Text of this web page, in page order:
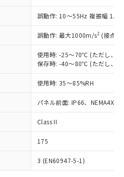
誤動作: 10～55Hz 複振幅
誤動作: 最大1000m/s2 (接点
使用時: -25～70℃ (ただし、氷
保存時: -40～80℃ (ただし、氷
使用時: 35～85%RH
パネル前面: IP66、NEMA4X,
Class II
175
3 (EN60947-5-1)
更新日時点での社内デー
成されるものであり、閲
での実際の在庫および標
なる場合があることをご
況および標準価格はお客
、またはお客様担当のオ
器販売店・当社販売員に
機器販売店や当社販売拠
ットワーク
」をご確認
び標準価格結果を当社の
第三者に漏洩または開
お願いします。
能（部品リスト作成サー
水銀(Hg) 1000ppm以下、 カド
以下、ポリ臭化ビフェニル
ポリ臭化ジフェニルエーテル類
フタル酸ビス(2-エチルヘキシ
1000ppm以下、フタル酸ブチ
以下、フタル酸ジブチル
、フタル酸ジイソブチル
監視および制御機器に対する
物質については閾値を超える意
確認しています。
状況などにより、予定
あります。
、 PBBs(ポリ臭化ビフェ
ポリ臭化ジフェニルエーテ
: 1000ppm、 DIBP(フタル酸ジ
BBP(フタル酸ブチルベンジ
限
10物質）のすべてが基
を示します。
用状況下において有害物
、環境に深刻な影響を
貨物等」という）を輸出
の提供する場合は、日本
許可(または役務取引許
などの必要な手続きを
物を破棄する場合は、完
など、違法に輸出されな
手段を講じます。
品を、核兵器、ミサイ
、生物兵器またはその他
れらの製造装置等に一切
ん。
製品を第三者に販売する
、2および3の内容を当
知します。また当社は、
販売に係わる関係者が違
おそれがある場合は、取
上の在庫あり
は満たないが在庫あり
(最新の在庫状況につ
お客様のお取引先、ま
様担当のオムロン制御
店・当社販売員にご確
)
機種、また在庫状況の